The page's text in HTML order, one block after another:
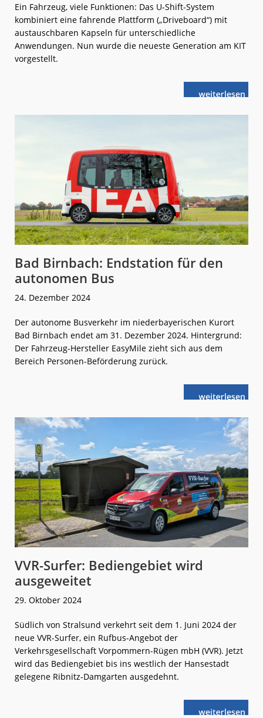
Ein Fahrzeug, viele Funktionen: Das U-Shift-System
kombiniert eine fahrende Plattform („Driveboard“) mit
austauschbaren Kapseln für unterschiedliche
Anwendungen. Nun wurde die neueste Generation am KIT
vorgestellt.
weiterlese
nHeute
Bad Birnbach: Endstation für den
autonomen Bus
24. Dezember 2024
Der autonome Busverkehr im niederbayerischen Kurort
Bad Birnbach endet am 31. Dezember 2024. Hintergrund:
Der Fahrzeug-Hersteller EasyMile zieht sich aus dem
Bereich Personen-Beförderung zurück.
weiterlese
nBad
den
autonomen
VVR-Surfer: Bediengebiet wird
ausgeweitet
29. Oktober 2024
Südlich von Stralsund verkehrt seit dem 1. Juni 2024 der
neue VVR-Surfer, ein Rufbus-Angebot der
Verkehrsgesellschaft Vorpommern-Rügen mbH (VVR). Jetzt
wird das Bediengebiet bis ins westlich der Hansestadt
gelegene Ribnitz-Damgarten ausgedehnt.
weiterlese